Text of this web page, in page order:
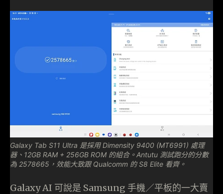
Galaxy Tab S11 Ultra 是採用 Dimensity 9400 (MT6991) 處理
器、12GB RAM + 256GB ROM 的組合。Antutu 測試跑分的分數
為 2578665，效能大致跟 Qualcomm 的 S8 Elite 看齊。
Galaxy AI 可說是 Samsung 手機／平板的一大賣